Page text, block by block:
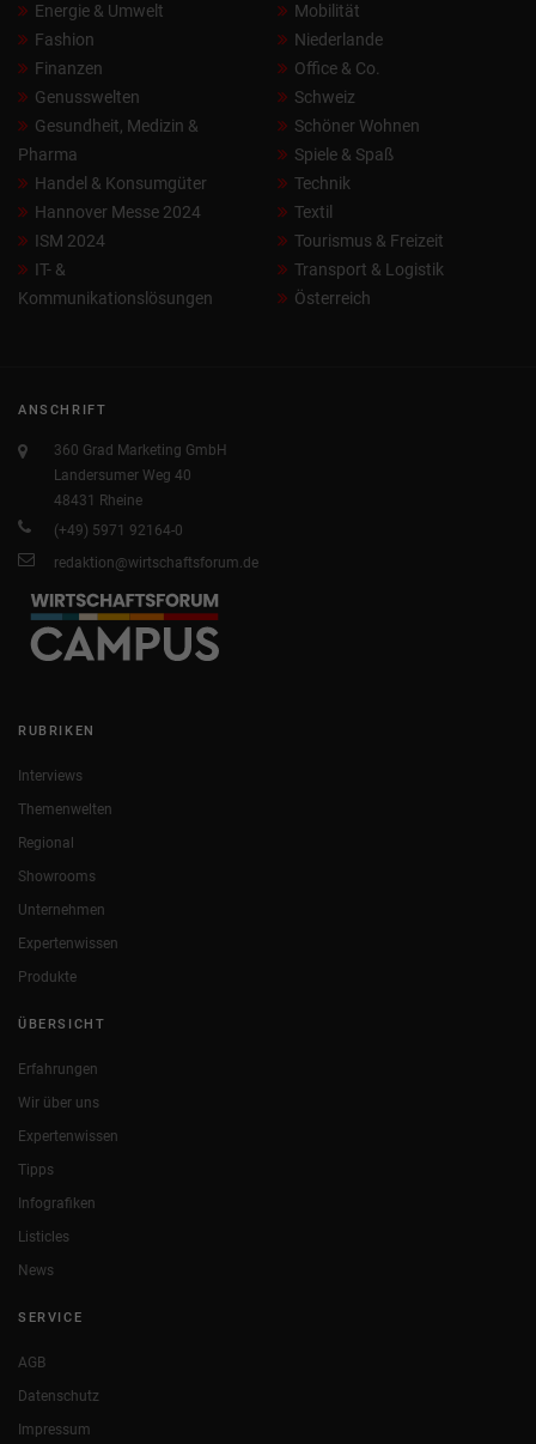
Energie & Umwelt
Fashion
Finanzen
Genusswelten
Gesundheit, Medizin &
Pharma
Handel & Konsumgüter
Hannover Messe 2024
ISM 2024
IT- &
Kommunikationslösungen
Mobilität
Niederlande
Office & Co.
Schweiz
Schöner Wohnen
Spiele & Spaß
Technik
Textil
Tourismus & Freizeit
Transport & Logistik
Österreich
ANSCHRIFT
360 Grad Marketing GmbH
Landersumer Weg 40
48431 Rheine
(+49) 5971 92164-0
redaktion@wirtschaftsforum.de
RUBRIKEN
Interviews
Themenwelten
Regional
Showrooms
Unternehmen
Expertenwissen
Produkte
ÜBERSICHT
Erfahrungen
Wir über uns
Expertenwissen
Tipps
Infografiken
Listicles
News
SERVICE
AGB
Datenschutz
Impressum